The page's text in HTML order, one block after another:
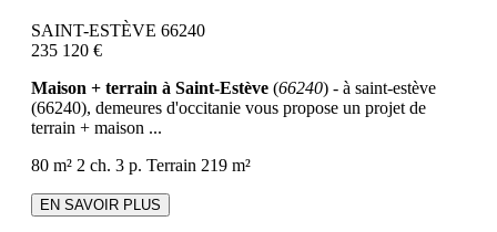
SAINT-ESTÈVE 66240
235 120 €
Maison + terrain à Saint-Estève (66240) - à saint-estève
(66240), demeures d'occitanie vous propose un projet de
terrain + maison ...
80 m² 2 ch. 3 p. Terrain 219 m²
EN SAVOIR PLUS